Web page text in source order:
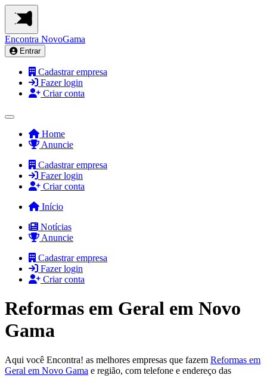
Encontra NovoGama
Entrar
Cadastrar empresa
Fazer login
Criar conta
Home
Anuncie
Cadastrar empresa
Fazer login
Criar conta
Início
Notícias
Anuncie
Cadastrar empresa
Fazer login
Criar conta
Reformas em Geral em Novo
Gama
Aqui você Encontra! as melhores empresas que fazem Reformas em
Geral em Novo Gama e região, com telefone e endereço das